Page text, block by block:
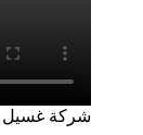
شركة غسيل